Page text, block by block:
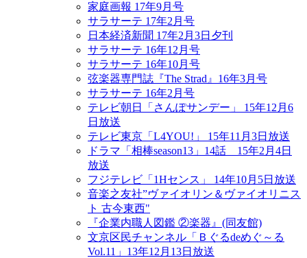
家庭画報 17年9月号
サラサーテ 17年2月号
日本経済新聞 17年2月3日夕刊
サラサーテ 16年12月号
サラサーテ 16年10月号
弦楽器専門誌『The Strad』16年3月号
サラサーテ 16年2月号
テレビ朝日「さんぽサンデー」 15年12月6
日放送
テレビ東京「L4YOU!」 15年11月3日放送
ドラマ「相棒season13」14話 15年2月4日
放送
フジテレビ「1Hセンス」 14年10月5日放送
音楽之友社”ヴァイオリン＆ヴァイオリニス
ト 古今東西"
『企業内職人図鑑 ②楽器』(同友館)
文京区民チャンネル「Ｂぐるdeめぐ～る
Vol.11」13年12月13日放送